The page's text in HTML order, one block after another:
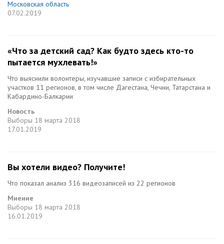
Московская область
07.02.2019
«Что за детский сад? Как будто здесь кто-то
пытается мухлевать!»
Что выяснили волонтеры, изучавшие записи с избирательных
участков 11 регионов, в том числе Дагестана, Чечни, Татарстана и
Кабардино-Балкарии
Новость
Выборы 18 марта 2018
17.01.2019
Вы хотели видео? Получите!
Что показал анализ 316 видеозаписей из 22 регионов
Мнение
Выборы 18 марта 2018
16.01.2019